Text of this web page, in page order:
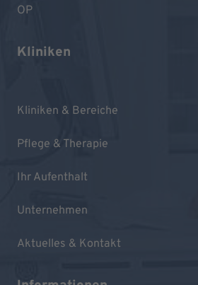
OP
Kliniken
Kliniken & Bereiche
Pflege & Therapie
Ihr Aufenthalt
Unternehmen
Aktuelles & Kontakt